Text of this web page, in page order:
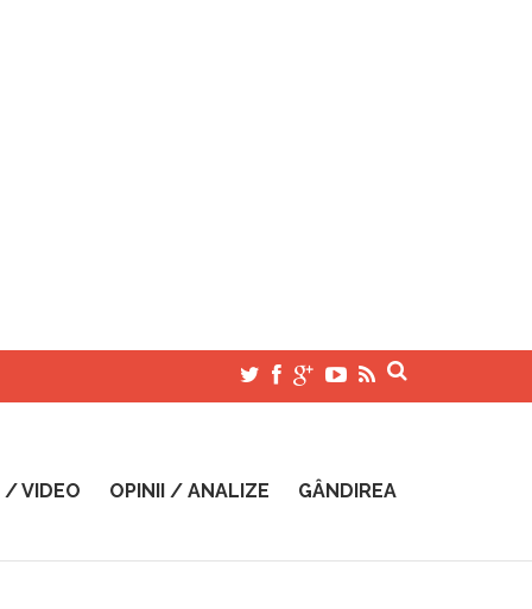
/ VIDEO OPINII / ANALIZE GÂNDIREA